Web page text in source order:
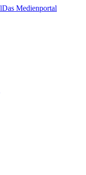
Das Medienportal